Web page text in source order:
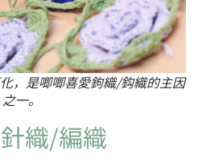
，是唧唧喜愛鉤織/鈎織的主因
之一。
織/編織